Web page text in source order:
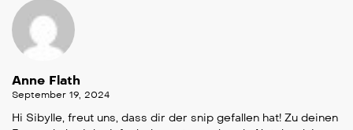
Anne Flath
September 19, 2024
Hi Sibylle, freut uns, dass dir der snip gefallen hat! Zu deinen